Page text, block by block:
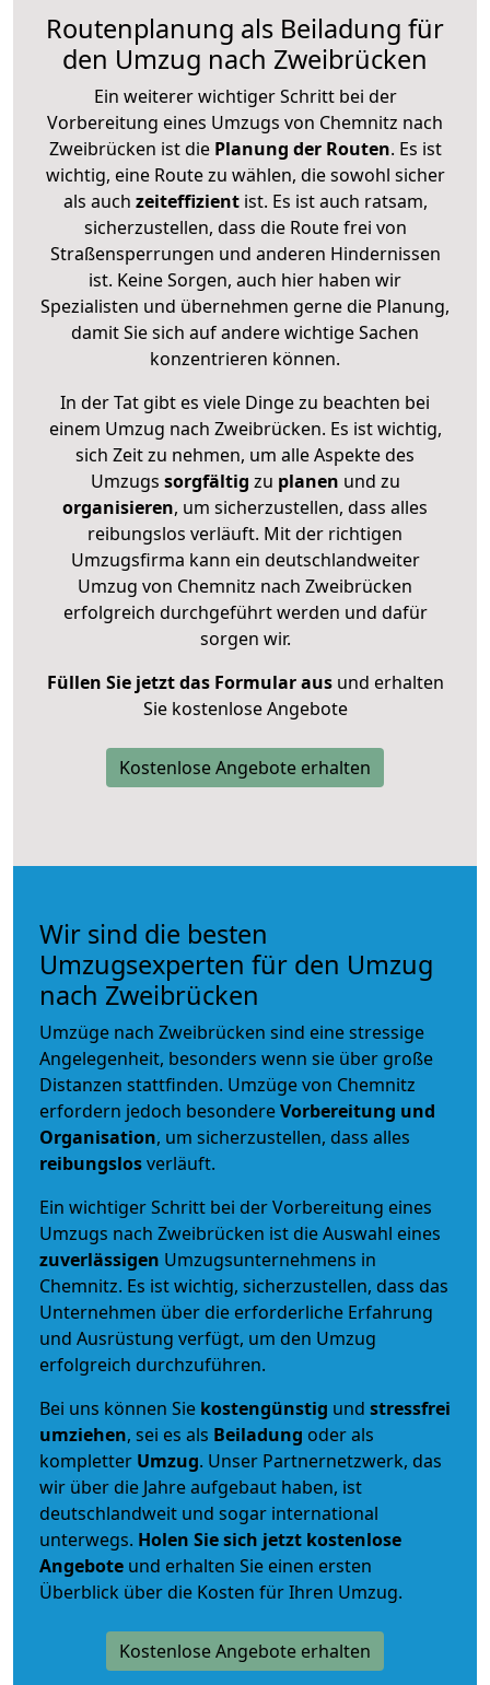
Routenplanung als Beiladung für
den Umzug nach Zweibrücken
Ein weiterer wichtiger Schritt bei der
Vorbereitung eines Umzugs von Chemnitz nach
Zweibrücken ist diePlanung der Routen. Es ist
wichtig, eine Route zu wählen, die sowohl sicher
als auch zeiteffizientist. Es ist auch ratsam,
sicherzustellen, dass die Route frei von
Straßensperrungen und anderen Hindernissen
ist. Keine Sorgen, auch hier haben wir
Spezialisten und übernehmen gerne die Planung,
damit Sie sich auf andere wichtige Sachen
konzentrieren können.
In der Tat gibt es viele Dinge zu beachten bei
einem Umzug nach Zweibrücken. Es ist wichtig,
sich Zeit zu nehmen, um alle Aspekte des
Umzugs sorgfältig zu planen und zu
organisieren, um sicherzustellen, dass alles
reibungslos verläuft. Mit der richtigen
Umzugsfirma kann ein deutschlandweiter
Umzug von Chemnitz nach Zweibrücken
erfolgreich durchgeführt werden und dafür
sorgen wir.
Füllen Sie jetzt das Formular ausund erhalten
Sie kostenlose Angebote
Kostenlose Angebote erhalten
Wir sind die besten
Umzugsexperten für den Umzug
nach Zweibrücken
Umzüge nach Zweibrücken sind eine stressige
Angelegenheit, besonders wenn sie über große
Distanzen stattfinden. Umzüge von Chemnitz
erfordern jedoch besondereVorbereitung und
Organisation, um sicherzustellen, dass alles
reibungslosverläuft.
Ein wichtiger Schritt bei der Vorbereitung eines
Umzugs nach Zweibrücken ist die Auswahl eines
zuverlässigen Umzugsunternehmens in
Chemnitz. Es ist wichtig, sicherzustellen, dass das
Unternehmen über die erforderliche Erfahrung
und Ausrüstung verfügt, um den Umzug
erfolgreich durchzuführen.
Bei uns können Sie kostengünstig und stressfrei
umziehen, sei es als Beiladung oder als
kompletter Umzug. Unser Partnernetzwerk, das
wir über die Jahre aufgebaut haben, ist
deutschlandweit und sogar international
unterwegs. Holen Sie sich jetzt kostenlose
Angebote und erhalten Sie einen ersten
Überblick über die Kosten für Ihren Umzug.
Kostenlose Angebote erhalten